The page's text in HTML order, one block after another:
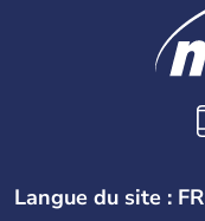
Langue du site : FR